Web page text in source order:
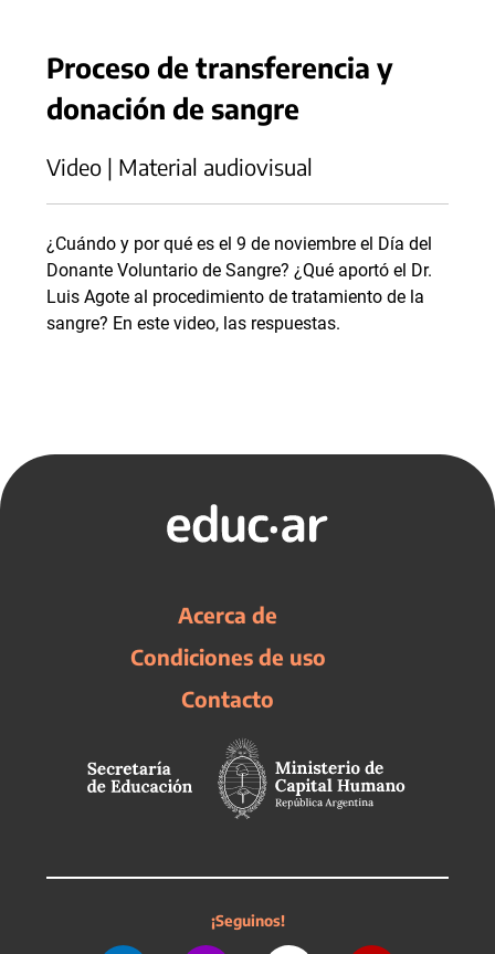
Proceso de transferencia y
donación de sangre
Video | Material audiovisual
¿Cuándo y por qué es el 9 de noviembre el Día del
Donante Voluntario de Sangre? ¿Qué aportó el Dr.
Luis Agote al procedimiento de tratamiento de la
sangre? En este video, las respuestas.
Acerca de
Condiciones de uso
Contacto
¡Seguinos!